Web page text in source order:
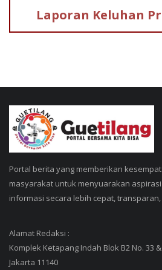
Laporan Keluhan
Portal berita yang memberikan
masyarakat untuk menyuarakan
informasi secara lebih cepat,
Alamat Redaksi :
Komplek Ketapang Indah Blok B2 No. 33
Jakarta 11140